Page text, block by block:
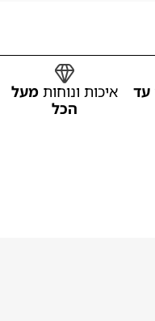
עד איכות ונוחות מעל
הכל